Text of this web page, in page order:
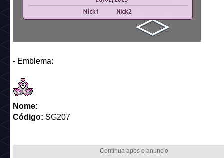
- Emblema:
Nome:
Código: SG207